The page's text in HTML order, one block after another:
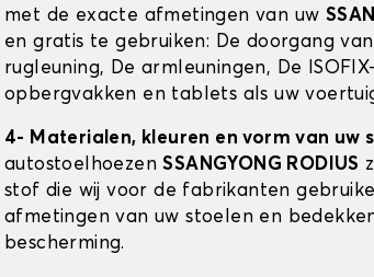
met de exacte afmetingen van uw
en gratis te gebruiken: De doorgang
rugleuning, De armleuningen, De
opbergvakken en tablets als uw
4- Materialen, kleuren en vorm van
autostoelhoezenSSANGYONG RODIUS
stof die wij voor de fabrikanten
afmetingen van uw stoelen en
bescherming.